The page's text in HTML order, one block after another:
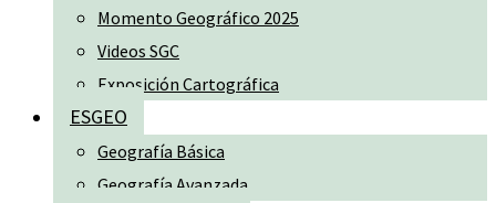
Momento Geográfico 2025
Videos SGC
Exposición Cartográfica
ESGEO
Geografía Básica
Geografía Avanzada